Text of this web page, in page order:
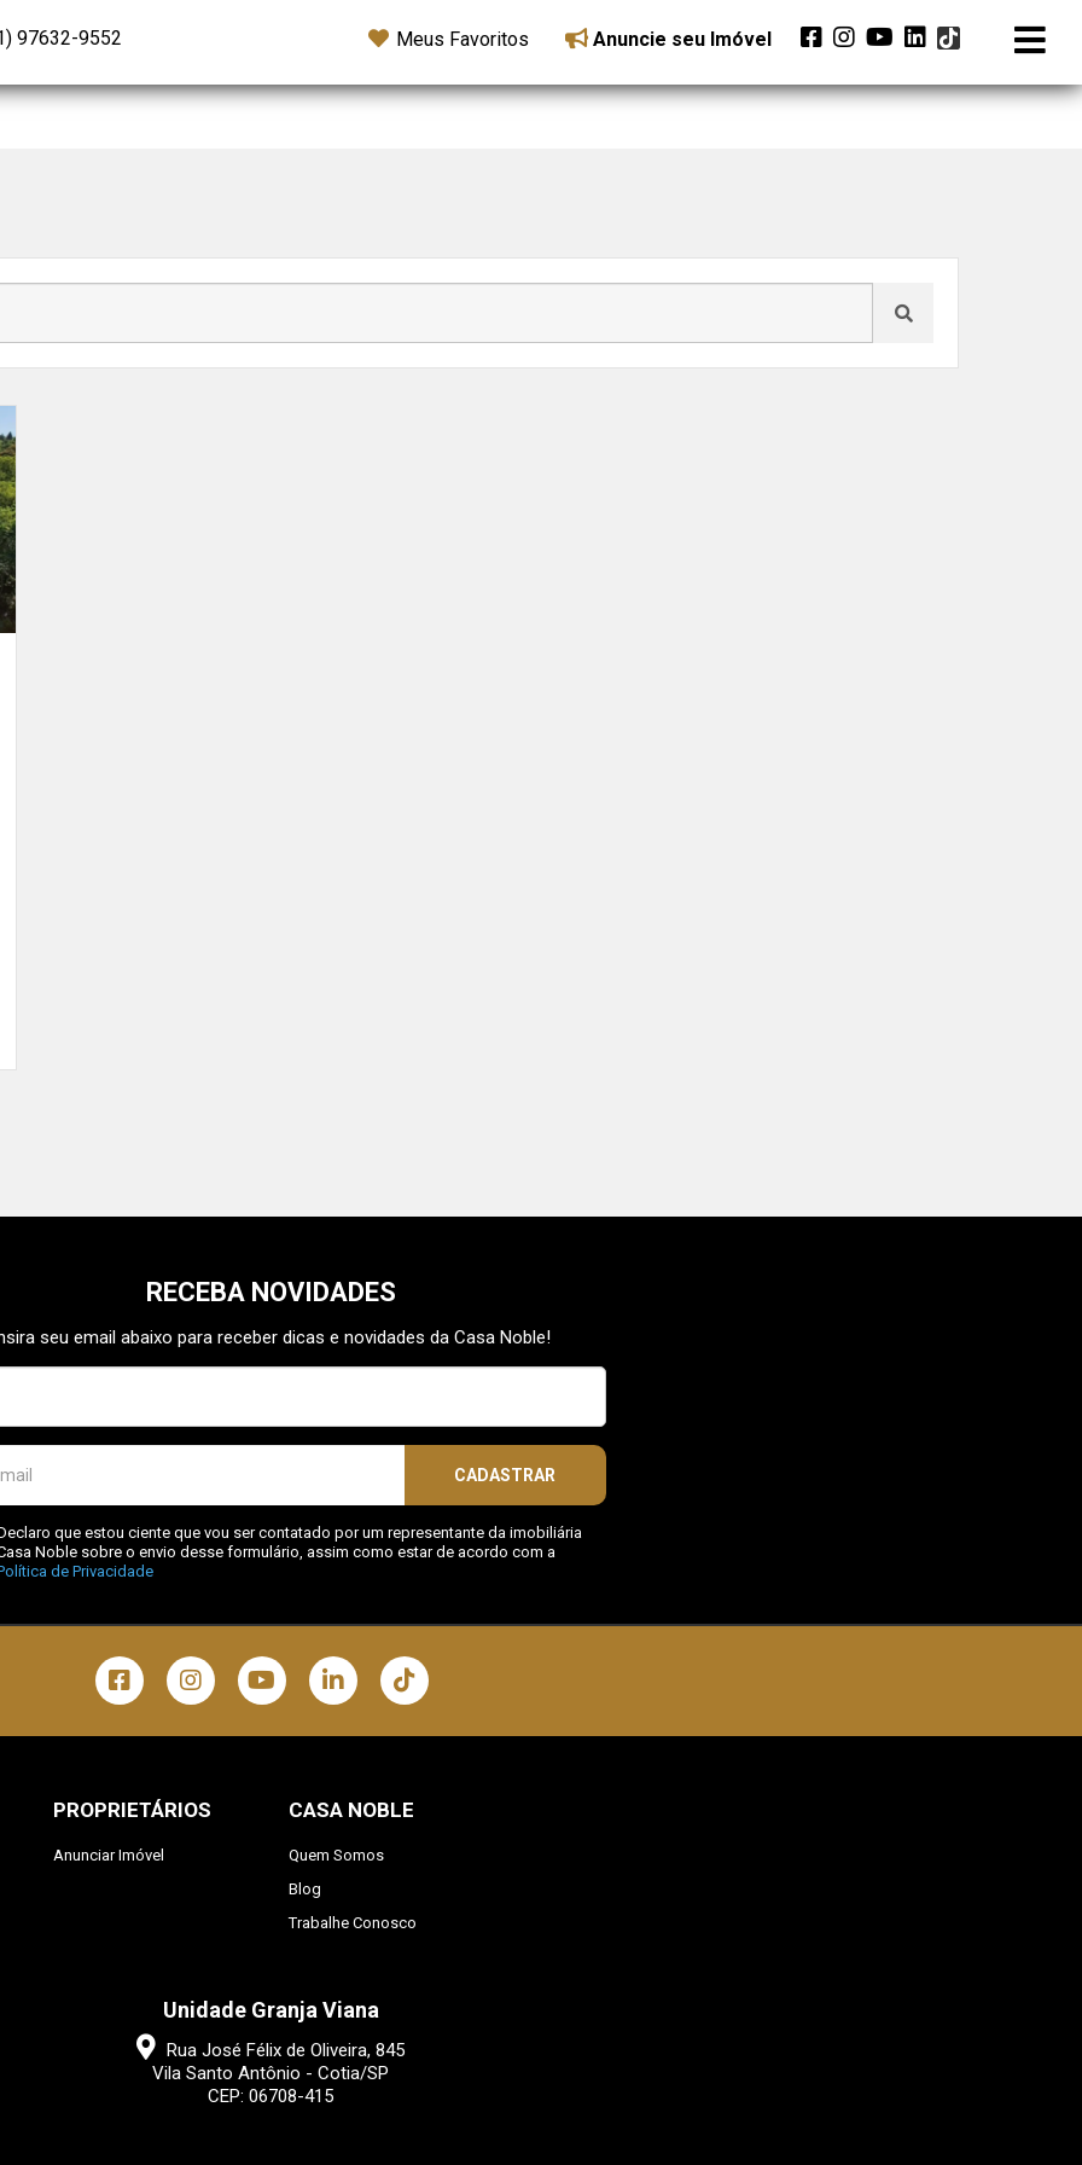
97632-9552 Meus Favoritos Anuncie seu Imóvel
RECEBA NOVIDADES
seu email abaixo para receber dicas e novidades da Casa Noble!
CADASTRAR
que estou ciente que vou ser contatado por um representante da imobiliária
Noble sobre o envio desse formulário, assim como estar de acordo com a
de Privacidade
PROPRIETÁRIOS
Anunciar Imóvel
CASA NOBLE
Quem Somos
Blog
Trabalhe Conosco
Unidade Granja Viana
Rua José Félix de Oliveira, 845
Vila Santo Antônio - Cotia/SP
CEP: 06708-415